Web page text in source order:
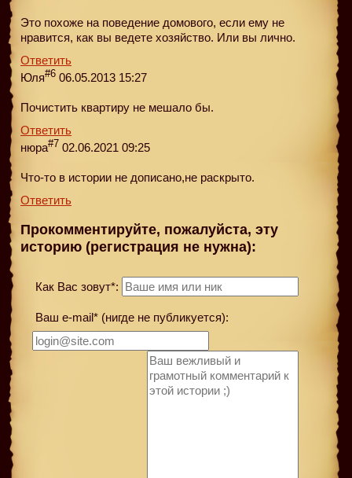
Это похоже на поведение домового, если ему не
нравится, как вы ведете хозяйство. Или вы лично.
Ответить
Юля#6 06.05.2013 15:27
Почистить квартиру не мешало бы.
Ответить
нюра#7 02.06.2021 09:25
Что-то в истории не дописано,не раскрыто.
Ответить
Прокомментируйте, пожалуйста, эту
историю (регистрация не нужна):
Как Вас зовут*:
Ваш e-mail* (нигде не публикуется):